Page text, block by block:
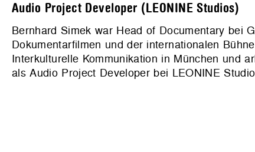
Audio Project Developer (LEONINE Studios)
Bernhard Simek war Head of Documentary bei
Dokumentarfilmen und der internationalen
Interkulturelle Kommunikation in München und
als Audio Project Developer bei LEONINE